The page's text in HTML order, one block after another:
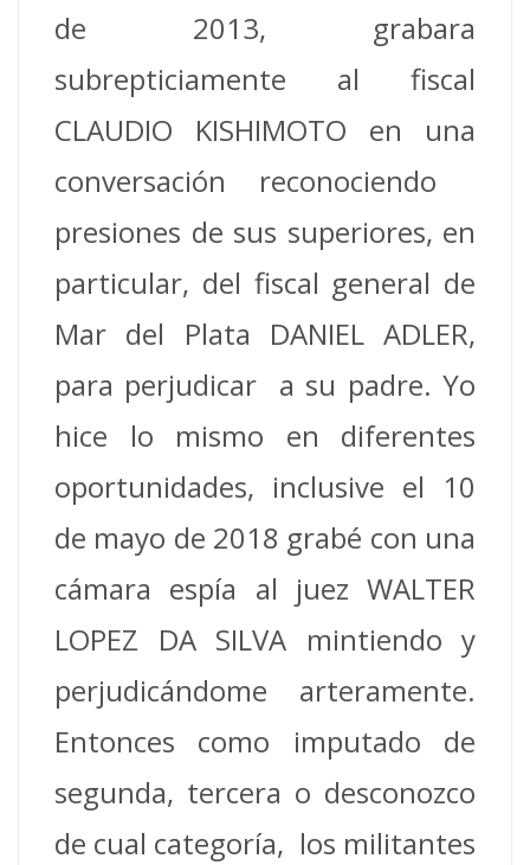
de 2013, grabara
subrepticiamente al fiscal
CLAUDIO KISHIMOTO en una
conversación reconociendo
presiones de sus superiores, en
particular, del fiscal general de
Mar del Plata DANIEL ADLER,
para perjudicar a su padre. Yo
hice lo mismo en diferentes
oportunidades, inclusive el 10
de mayo de 2018 grabé con una
cámara espía al juez WALTER
LOPEZ DA SILVA mintiendo y
perjudicándome arteramente.
Entonces como imputado de
segunda, tercera o desconozco
de cual categoría, los militantes